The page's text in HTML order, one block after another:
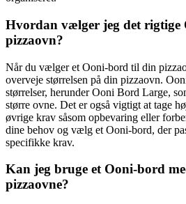
Hvordan vælger jeg det
pizzaovn?
Når du vælger et Ooni-bord til din
overveje størrelsen på din pizzaovn.
størrelser, herunder Ooni Bord Large,
større ovne. Det er også vigtigt at tage
øvrige krav såsom opbevaring eller
dine behov og vælg et Ooni-bord, der
specifikke krav.
Kan jeg bruge et Ooni-bord
pizzaovne?